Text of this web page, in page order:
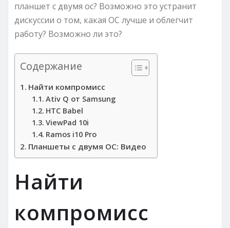
планшет с двумя ос? Возможно это устранит
дискуссии о том, какая ОС лучше и облегчит
работу? Возможно ли это?
Содержание
Найти компромисс
Ativ Q от Samsung
HTC Babel
ViewPad 10i
Ramos i10 Pro
Планшеты с двумя ОС: Видео
Найти
компромисс